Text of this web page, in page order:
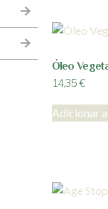
Óleo
14,35€
Adicionar